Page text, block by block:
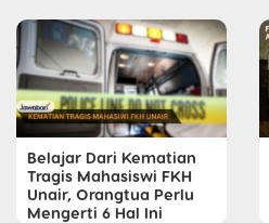
Belajar Dari Kematian
Tragis Mahasiswi FKH
Unair, Orangtua Perlu
Mengerti 6 Hal Ini